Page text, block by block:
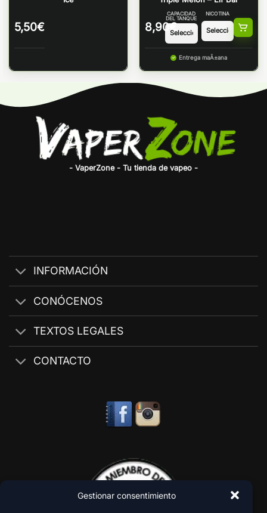
Gestionar consentimiento
5,50€ 8,90€
CAPACIDAD
DEL TANQUE
NICOTINA
Entrega maÃ±ana
- VaperZone - Tu tienda de vapeo -
INFORMACIÓN
CONÓCENOS
TEXTOS LEGALES
CONTACTO